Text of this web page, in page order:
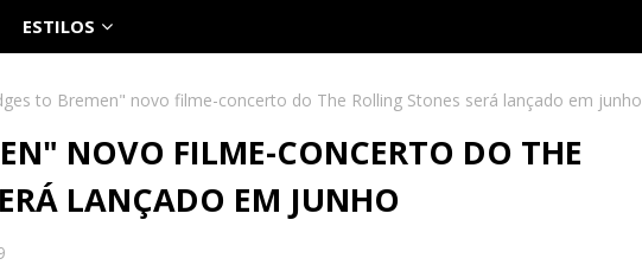
ESTILOS
to Bremen" novo filme-concerto do The Rolling Stones será lançado em junho
NOVO FILME-CONCERTO DO THE
LANÇADO EM JUNHO